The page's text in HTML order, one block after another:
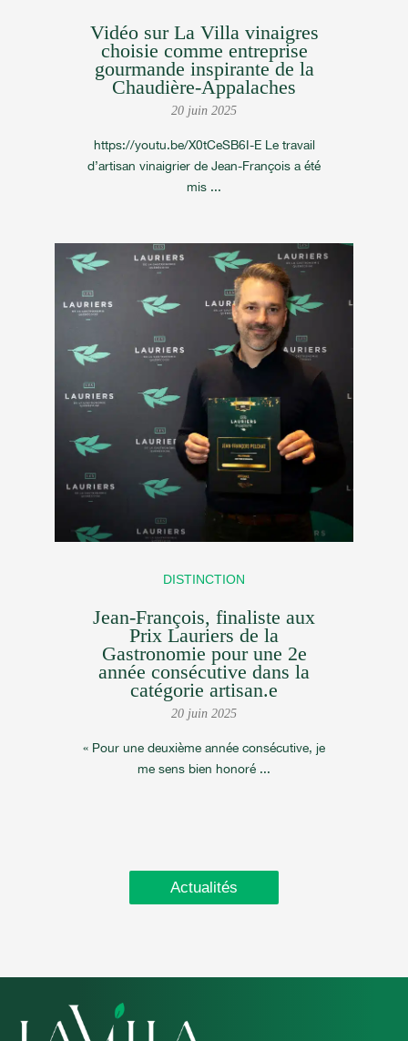
Vidéo sur La Villa vinaigres
choisie comme entreprise
gourmande inspirante de la
Chaudière-Appalaches
20 juin 2025
https://youtu.be/X0tCeSB6I-E Le travail
d’artisan vinaigrier de Jean-François a été
mis ...
DISTINCTION
Jean-François, finaliste aux
Prix Lauriers de la
Gastronomie pour une 2e
année consécutive dans la
catégorie artisan.e
20 juin 2025
« Pour une deuxième année consécutive, je
me sens bien honoré ...
Actualités